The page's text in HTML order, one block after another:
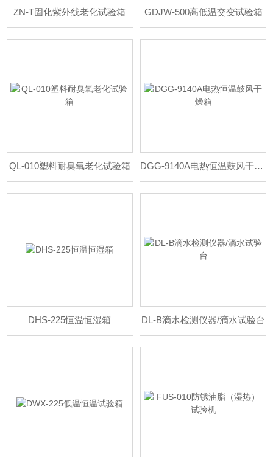
ZN-T固化紫外线老化试验箱 GDJW-500高低温交变试验箱
QL-010塑料耐臭氧老化试验箱 DGG-9140A电热恒温鼓风干燥箱
DHS-225恒温恒湿箱 DL-B滴水检测仪器/滴水试验台